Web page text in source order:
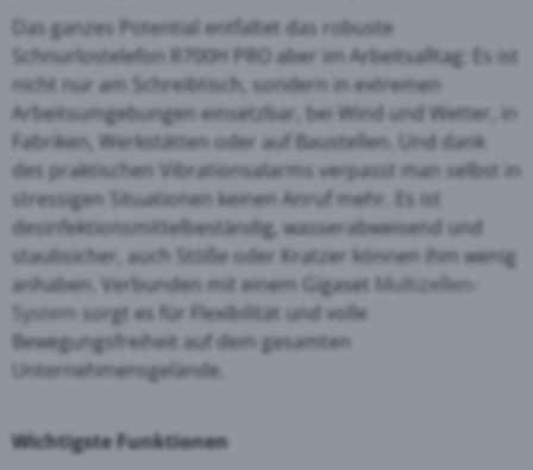
Das ganzes Potential entfaltet das robuste
Schnurlostelefon R700H PRO aber im Arbeitsalltag: Es ist
nicht nur am Schreibtisch, sondern in extremen
Arbeitsumgebungen einsetzbar, bei Wind und Wetter, in
Fabriken, Werkstätten oder auf Baustellen. Und dank
des praktischen Vibrationsalarms verpasst man selbst in
stressigen Situationen keinen Anruf mehr. Es ist
desinfektionsmittelbeständig, wasserabweisend und
staubsicher, auch Stöße oder Kratzer können ihm wenig
anhaben. Verbunden mit einem Gigaset Multizellen-
System sorgt es für Flexibilität und volle
Bewegungsfreiheit auf dem gesamten
Unternehmensgelände.
Wichtigste Funktionen